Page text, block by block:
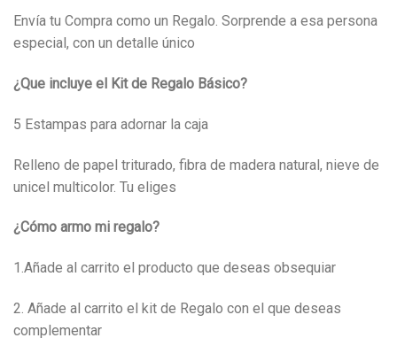
Envía tu Compra como un Regalo. Sorprende a esa persona
especial, con un detalle único
¿Que incluye el Kit de Regalo Básico?
5 Estampas para adornar la caja
Relleno de papel triturado, fibra de madera natural, nieve de
unicel multicolor. Tu eliges
¿Cómo armo mi regalo?
1.Añade al carrito el producto que deseas obsequiar
2. Añade al carrito el kit de Regalo con el que deseas
complementar